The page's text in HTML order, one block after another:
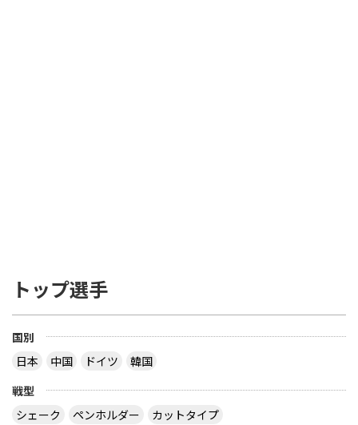
トップ選手
国別
日本
中国 ドイツ
韓国
戦型
シェーク
ペンホルダー カットタイプ